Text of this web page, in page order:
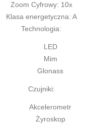
Zoom Cyfrowy: 10x
Klasa energetyczna: A
Technologia:
LED
Mim
Glonass
Czujniki:
Akcelerometr
Żyroskop